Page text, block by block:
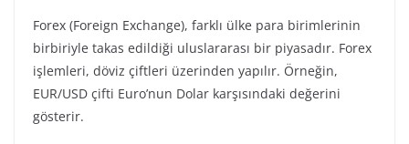
Forex (Foreign Exchange), farklı ülke para birimlerinin
birbiriyle takas edildiği uluslararası bir piyasadır. Forex
işlemleri, döviz çiftleri üzerinden yapılır. Örneğin,
EUR/USD çifti Euro’nun Dolar karşısındaki değerini
gösterir.